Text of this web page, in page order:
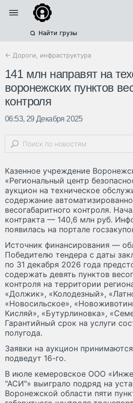
Найти грузы
← Дороги, инфраструктура
141 млн направят на
воронежских пунктов
контроля
06:53, 29 Декабря 2025
Казенное учреждение
«Региональный центр
аукцион на техническое
содержание
весогабаритного контроля.
контракта — 140,6 млн руб.
появилась на портале
Источник финансирования —
Победителю тендера с даты
по 31 декабря 2026 года
содержать девять пунктов
контроля на территории
«Должик», «Колодезный»,
«Новосильское»,
Кисляй», «Бутурлиновка»,
Гарантийный срок на услуги
полугода.
Заявки на аукцион
подведут 16-го.
В июле кемеровское ООО
"АСИ"» выиграло подряд на
Воронежской области пяти